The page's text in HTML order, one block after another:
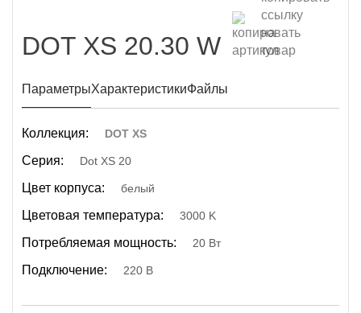
DOT XS 20.30 W
ПараметрыХарактеристикиФайлы
Коллекция: DOT XS
Серия: Dot XS 20
Цвет корпуса: белый
Цветовая температура: 3000 K
Потребляемая мощность: 20 Вт
Подключение: 220 В